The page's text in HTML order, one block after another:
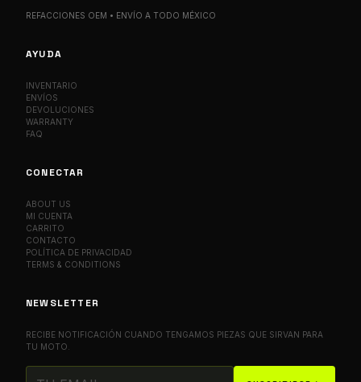
REFACCIONES OEM • ENVÍO A TODO MÉXICO
AYUDA
INVENTARIO
ENVÍOS
DEVOLUCIONES
WARRANTY
FAQ
CONECTAR
ABOUT US
MI CUENTA
CARRITO
CONTACTO
POLÍTICA DE PRIVACIDAD
TERMS & CONDITIONS
NEWSLETTER
RECIBE NOTIFICACIÓN CUANDO TENGAMOS PIEZAS QUE SIRVAN PARA
TU MOTO.